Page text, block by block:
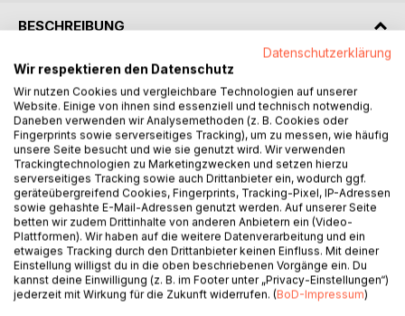
BESCHREIBUNG
Those unfamiliar with modern alchemical criticism, even if
they have some acquaintance with the mystical labyrinth of
the turba philosophorum , will probably learn with
astonishment that the opinions of competent judges are
divided not only upon the methods of the mysterious
Hermetic science, but upon the object of alchemy itself.
That it is concerned with transmutation is granted, but with
the transmutation of metals, or of any physical substance,
into material gold, is strenuously denied by a select section
of reputable students of occultism. The transcendental
theory of alchemy which they expound is steadily gaining
favour, though the two text-books which at present
represent it are both out of print and both exceedingly
Datenschutzerklärung
Wir respektieren den Datenschutz
Wir nutzen Cookies und vergleichbare Technologien auf unserer
Website. Einige von ihnen sind essenziell und technisch notwendig.
Daneben verwenden wir Analysemethoden (z. B. Cookies oder
Fingerprints sowie serverseitiges Tracking), um zu messen, wie häufig
unsere Seite besucht und wie sie genutzt wird. Wir verwenden
Trackingtechnologien zu Marketingzwecken und setzen hierzu
serverseitiges Tracking sowie auch Drittanbieter ein, wodurch ggf.
geräteübergreifend Cookies, Fingerprints, Tracking-Pixel, IP-Adressen
sowie gehashte E-Mail-Adressen genutzt werden. Auf unserer Seite
betten wir zudem Drittinhalte von anderen Anbietern ein (Video-
Plattformen). Wir haben auf die weitere Datenverarbeitung und ein
etwaiges Tracking durch den Drittanbieter keinen Einfluss. Mit deiner
Einstellung willigst du in die oben beschriebenen Vorgänge ein. Du
kannst deine Einwilligung (z. B. im Footer unter „Privacy-Einstellungen“)
jederzeit mit Wirkung für die Zukunft widerrufen. (BoD-Impressum)